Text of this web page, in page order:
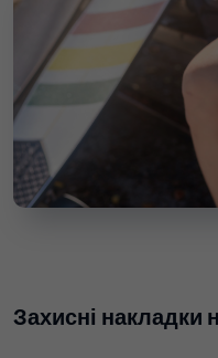
Захисні накладки